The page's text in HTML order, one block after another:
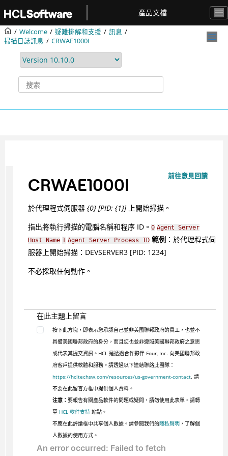
產品文檔
Welcome 疑難排解和支援
訊息
掃描日誌訊息
CRWAE1000I
前往意見回饋
CRWAE1000I
於代理程式伺服器 {0} [PID: {1}]上開始掃描。
指出將執行掃描的電腦名稱和程序 ID。 0 Agent Server
Host Name 1 Agent Server Process ID 範例：於代理程式伺
服器上開始掃描：DEVSERVER3 [PID: 1234]
不必採取任何動作。
在此主題上留言
按下此方塊，即表示您承認自己並非美國聯邦政府的員工，也並不
具備美國聯邦政府的身分，而且您也並非遵照美國聯邦政府之意思
或代表其提交資訊。HCL 是透過合作夥伴 Four, Inc. 向美國聯邦政
府客戶提供軟體和服務。請透過以下連結聯絡此團隊：
https://hcltechsw.com/resources/us-government-contact. 請
不要在此留言方框中提供個人資料。
注意： 要報告有關產品軟件的問題或疑問，請勿使用此表單。請轉
至 HCL 軟件支持站點。
不應在此評論框中共享個人數據。請參閱我們的隱私聲明 ，了解個
人數據的使用方式。